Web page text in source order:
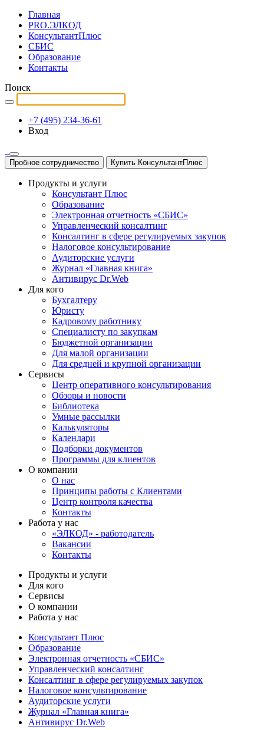
Главная
PRO.ЭЛКОД
КонсультантПлюс
СБИС
Образование
Контакты
Поиск
+7 (495) 234-36-61
Вход
Пробное сотрудничество Купить КонсультантПлюс
Продукты и услуги
Консультант Плюс
Образование
Электронная отчетность «СБИС»
Управленческий консалтинг
Консалтинг в сфере регулируемых закупок
Налоговое консультирование
Аудиторские услуги
Журнал «Главная книга»
Антивирус Dr.Web
Для кого
Бухгалтеру
Юристу
Кадровому работнику
Специалисту по закупкам
Бюджетной организации
Для малой организации
Для средней и крупной организации
Сервисы
Центр оперативного консультирования
Обзоры и новости
Библиотека
Умные рассылки
Калькуляторы
Календари
Подборки документов
Программы для клиентов
О компании
О нас
Принципы работы с Клиентами
Центр контроля качества
Контакты
Работа у нас
«ЭЛКОД» - работодатель
Вакансии
Контакты
Продукты и услуги
Для кого
Сервисы
О компании
Работа у нас
Консультант Плюс
Образование
Электронная отчетность «СБИС»
Управленческий консалтинг
Консалтинг в сфере регулируемых закупок
Налоговое консультирование
Аудиторские услуги
Журнал «Главная книга»
Антивирус Dr.Web